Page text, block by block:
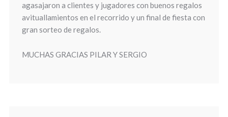
agasajaron a clientes y jugadores con buenos regalos
avituallamientos en el recorrido y un final de fiesta con
gran sorteo de regalos.
MUCHAS GRACIAS PILAR Y SERGIO